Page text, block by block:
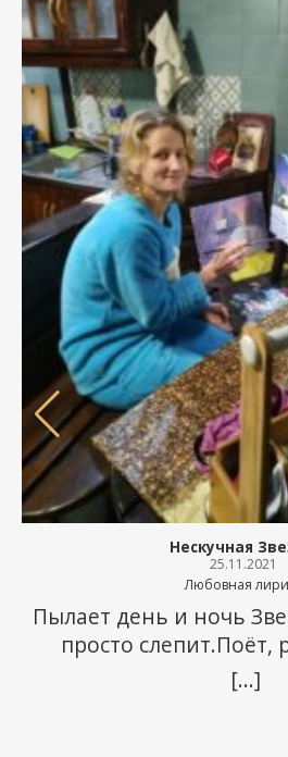
Нескучная
25.11.2021
Любовная
Пылает день и ночь
просто слепит.Поёт,
лепит…И не скучает
нескучная Звезда.
легкоПо ограмадному
[...]